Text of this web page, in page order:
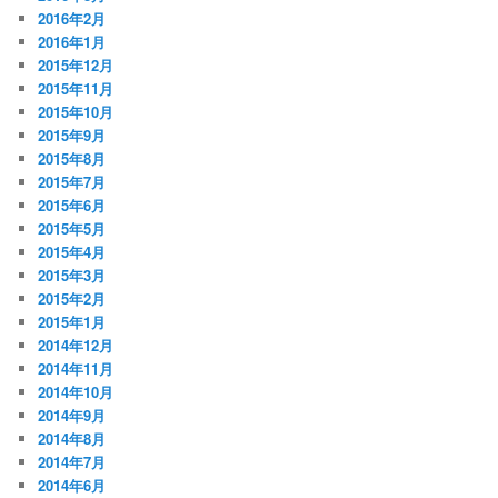
2016年2月
2016年1月
2015年12月
2015年11月
2015年10月
2015年9月
2015年8月
2015年7月
2015年6月
2015年5月
2015年4月
2015年3月
2015年2月
2015年1月
2014年12月
2014年11月
2014年10月
2014年9月
2014年8月
2014年7月
2014年6月